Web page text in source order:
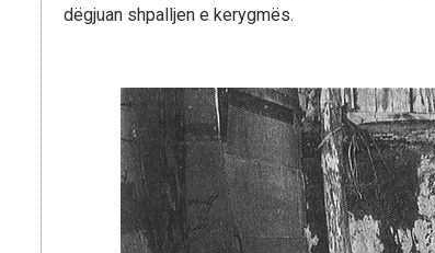
dëgjuan shpalljen e kerygmës.